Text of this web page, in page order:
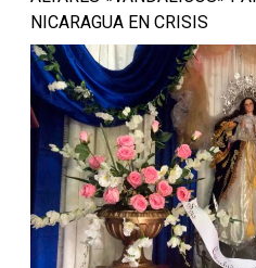
NICARAGUA EN CRISIS